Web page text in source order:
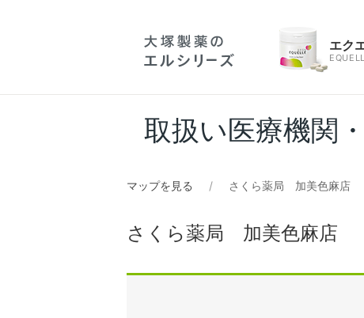
エク
取扱い医療機関
マップを見る さくら薬局 加美色麻店
さくら薬局 加美色麻店